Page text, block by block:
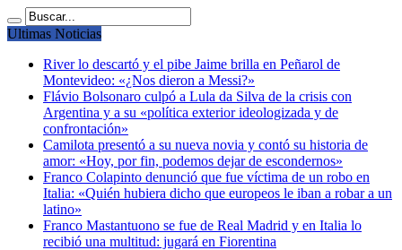
Ultimas Noticias
River lo descartó y el pibe Jaime brilla en Peñarol de
Montevideo: «¿Nos dieron a Messi?»
Flávio Bolsonaro culpó a Lula da Silva de la crisis con
Argentina y a su «política exterior ideologizada y de
confrontación»
Camilota presentó a su nueva novia y contó su historia de
amor: «Hoy, por fin, podemos dejar de escondernos»
Franco Colapinto denunció que fue víctima de un robo en
Italia: «Quién hubiera dicho que europeos le iban a robar a un
latino»
Franco Mastantuono se fue de Real Madrid y en Italia lo
recibió una multitud: jugará en Fiorentina